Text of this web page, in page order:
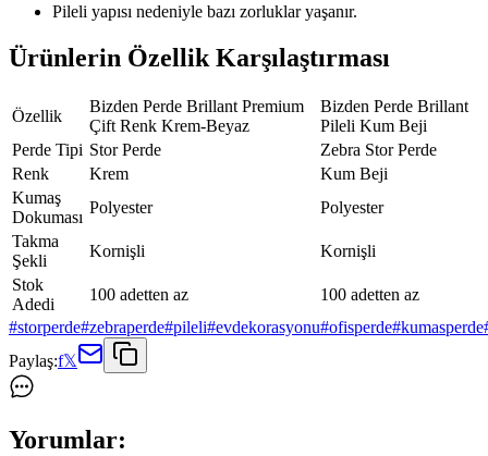
Pileli yapısı nedeniyle bazı zorluklar yaşanır.
Ürünlerin Özellik Karşılaştırması
Özellik
Bizden Perde Brillant Premium
Çift Renk Krem-Beyaz
Bizden Perde Brillant
Pileli Kum Beji
Perde Tipi Stor Perde
Zebra Stor Perde
Renk
Krem
Kum Beji
Kumaş
Dokuması
Polyester
Polyester
Takma
Şekli
Kornişli
Kornişli
Stok
Adedi
100 adetten az
100 adetten az
#storperde#zebraperde#pileli#evdekorasyonu#ofisperde#kumasperde
Paylaş:f𝕏
Yorumlar: